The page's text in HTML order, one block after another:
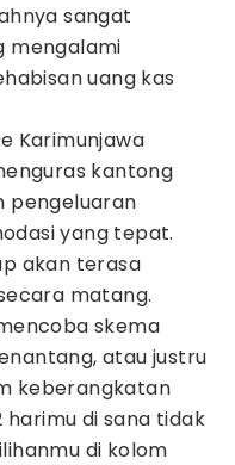
sangat
mengalami
uang kas
Karimunjawa
kantong
pengeluaran
yang tepat.
akan terasa
matang.
skema
atau justru
keberangkatan
di sana tidak
di kolom